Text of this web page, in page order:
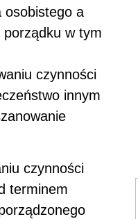
osobistego a
w tym
czynności
innym
czynności
terminem